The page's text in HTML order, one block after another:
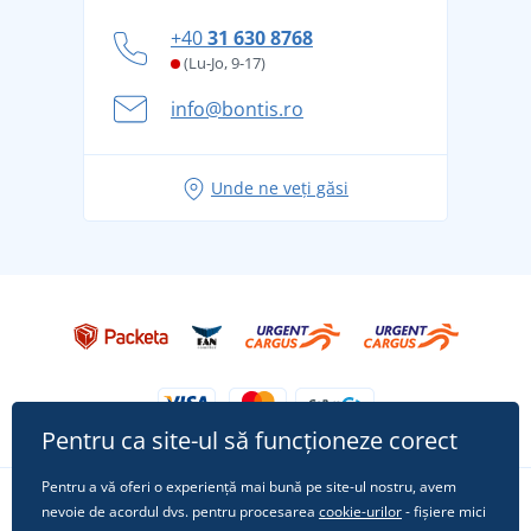
și în siguranță
Aventura de vară începe cu bagajul - pregătiți-vă
pentru vacanță fără griji
Tricoul preferat City în rol principal: ținute pentru
+4031 630 8768
(Lu-Jo, 9-17)
info@bontis.ro
Unde ne veți găsi
Urmărește-ne pe rețelele sociale
Pentru ca site-ul să funcționeze corect
Pentru a vă oferi o experiență mai bună pe site-ul nostru, avem
nevoie de acordul dvs. pentru procesarea cookie-urilor- fișiere mici